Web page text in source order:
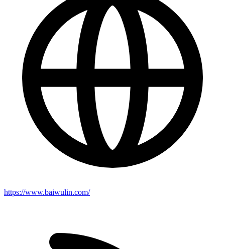
https://www.baiwulin.com/